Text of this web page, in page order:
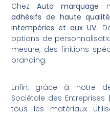
ChezAuto marquage
adhésifs de haute
intempéries et aux UV.
options de
mesure, des finitions
branding.
Enfin, grâce à notre
Sociétale des Entreprises
tous les matériaux